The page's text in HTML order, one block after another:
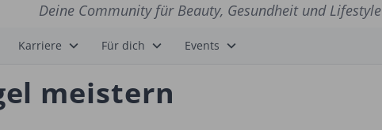
Deine Community für Beauty, Gesundheit und Lifestyle
Karriere Für dich Events
meistern